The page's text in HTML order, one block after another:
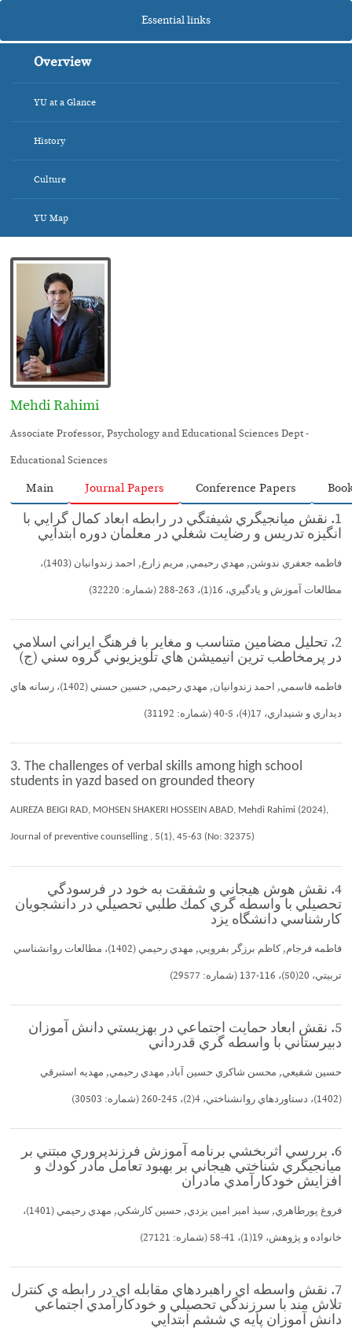
Essential links
Overview
YU at a Glance
History
Culture
YU Map
Mehdi Rahimi
Associate Professor, Psychology and Educational Sciences Dept -
Educational Sciences
Main Journal Papers Conference Papers
1. نقش ميانجيگري شيفتگي در رابطه ابعاد كمال گرايي با
انگيزه تدريس و رضايت شغلي در معلمان دوره ابتدايي
فاطمه جعفري ندوشن, مهدي رحيمي, مريم زارع, احمد زندوانيان (1403)،
مطالعات آموزش و يادگيري، 16(1)، 263-288 (شماره: 32220)
2. تحليل مضامين متناسب و مغاير با فرهنگ ايراني اسلامي
در پرمخاطب ترين انيميشن هاي تلويزيوني گروه سني (ج)
فاطمه قاسمي, احمد زندوانيان, مهدي رحيمي, حسين حسني (1402)، رسانه هاي
ديداري و شنيداري، 17(4)، 5-40 (شماره: 31192)
3. The challenges of verbal skills among high school
students in yazd based on grounded theory
ALIREZA BEIGI RAD, MOHSEN SHAKERI HOSSEIN ABAD, Mehdi Rahimi (2024),
Journal of preventive counselling , 5(1), 45-63 (No: 32375)
4. نقش هوش هيجاني و شفقت به خود در فرسودگي
تحصيلي با واسطه گري كمك طلبي تحصيلي در دانشجويان
كارشناسي دانشگاه يزد
فاطمه فرجام, كاظم برزگر بفرويي, مهدي رحيمي (1402)، مطالعات روانشناسي
تربيتي، 20(50)، 116-137 (شماره: 29577)
5. نقش ابعاد حمايت اجتماعي در بهزيستي دانش آموزان
دبيرستاني با واسطه گري قدرداني
حسين شفيعي, محسن شاكري حسين آباد, مهدي رحيمي, مهديه استبرقي
(1402)، دستاوردهاي روانشناختي، 4(2)، 245-260 (شماره: 30503)
6. بررسي اثربخشي برنامه آموزش فرزندپروري مبتني بر
ميانجيگري شناختي هيجاني بر بهبود تعامل مادر كودك و
افزايش خودكارآمدي مادران
فروغ پورطاهري, سيذ امير امين يزدي, حسين كارشكي, مهدي رحيمي (1401)،
خانواده و پژوهش، 19(1)، 41-58 (شماره: 27121)
7. نقش واسطه اي راهبردهاي مقابله اي در رابطه ي كنترل
تلاش مند با سرزندگي تحصيلي و خودكارآمدي اجتماعي
دانش آموزان پايه ي ششم ابتدايي